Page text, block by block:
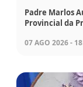
Padre Marlos
Provincial da
07 AGO 2026 -